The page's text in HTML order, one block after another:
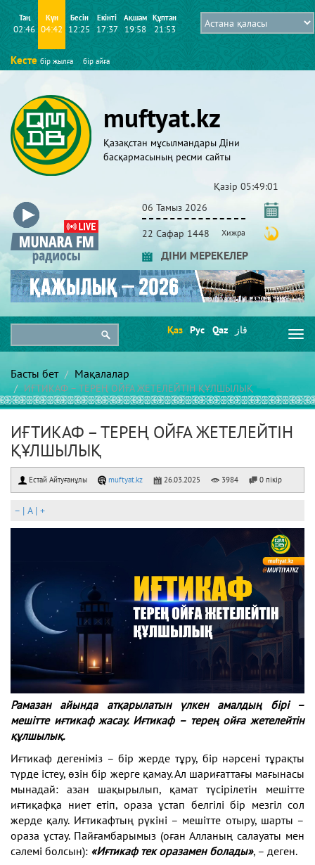
Таң
02:46
Күн
04:42
Бесін
12:25
Екінті
17:37
Ақшам
19:58
Құптан
21:53
Кесте бір жылға бір айға
muftyat.kz
Қазақстан мұсылмандары Діни
басқармасының ресми сайты
Қазір 05:49:01
06 Тамыз 2026
22 Сафар 1448 Хижра
ДІНИ МЕРЕКЕЛЕР
Қаз Рус Qaz قاز
Басты бет Мақалалар
ИҒТИКАФ – ТЕРЕҢ ОЙҒА ЖЕТЕЛЕЙТІН ҚҰЛШЫЛЫҚ
ИҒТИКАФ – ТЕРЕҢ ОЙҒА ЖЕТЕЛЕЙТІН
ҚҰЛШЫЛЫҚ
Естай Айтуғанұлы muftyat.kz 26.03.2025 3984 0 пікір
– | A| +
Рамазан айында атқарылатын үлкен амалдың бірі –
мешітте иғтикаф жасау. Иғтикаф – терең ойға жетелейтін
құлшылық.
Иғтикаф дегеніміз – бір жерде тұру, бір нәрсені тұрақты
түрде істеу, өзін бір жерге қамау. Ал шариғаттағы мағынасы
мынадай: азан шақырылып, қамат түсірілетін мешітте
иғтиқафқа ниет етіп, ораза ұстап белгілі бір мезгіл сол
жерде қалу. Иғтикафтың рүкіні – мешітте отыру, шарты –
ораза ұстау. Пайғамбарымыз (оған Алланың салауаты мен
сәлемі болсын): «Иғтикаф тек оразамен болады», – деген.